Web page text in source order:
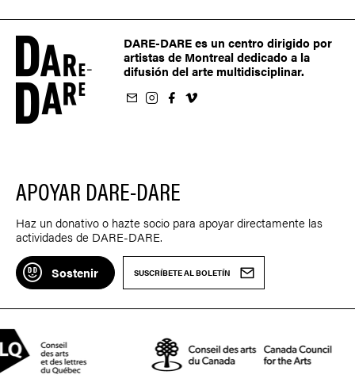
DARE-DARE es un centro dirigido por
artistas de Montreal dedicado a la
difusión del arte multidisciplinar.
sur Instagram
sur Facebook
nous sur Vimeo
APOYAR DARE-DARE
Haz un donativo o hazte socio para apoyar directamente las
actividades de DARE-DARE.
Sostenir SUSCRÍBETE AL BOLETÍN